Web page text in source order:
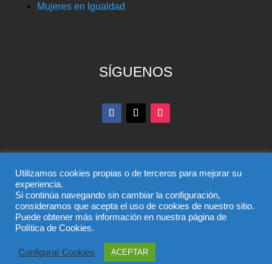
Mujeres en Igualdad
SÍGUENOS
© Partido Popular de Toledo – C/ Colombia, 6, 45004,
Toledo, Teléfono 925 285 528
El uso de este sitio implica la aceptación del
lapolítica de privacidady lapolítica de cookies
Utilizamos cookies propias o de terceros para mejorar su
experiencia.
Si continúa navegando sin cambiar la configuración,
consideramos que acepta el uso de cookies de nuestro sitio.
Puede obtener más información en nuestra página de
Política de Cookies.
Configurar Cookies ACEPTAR